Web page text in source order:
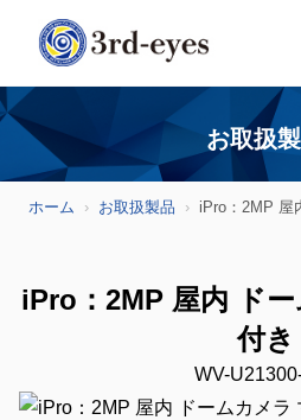
お取扱
ホーム お取扱製品 iPro：2MP 屋
iPro：2MP 屋内 ド
付き
WV-